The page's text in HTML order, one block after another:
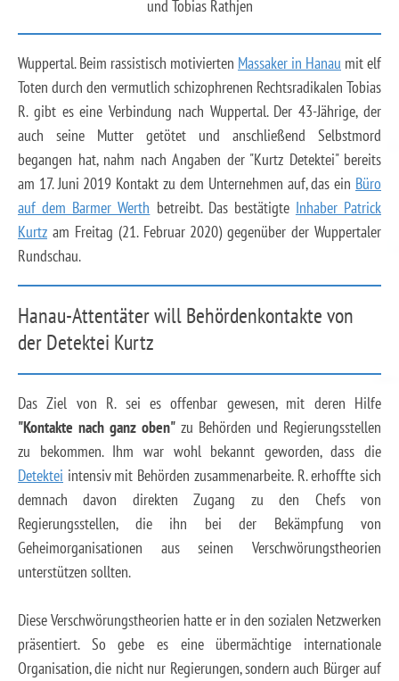
und Tobias Rathjen
Wuppertal. Beim rassistisch motivierten Massaker in Hanau mit elf
Toten durch den vermutlich schizophrenen Rechtsradikalen Tobias
R. gibt es eine Verbindung nach Wuppertal. Der 43-Jährige, der
auch seine Mutter getötet und anschließend Selbstmord
begangen hat, nahm nach Angaben der "Kurtz Detektei" bereits
am 17. Juni 2019 Kontakt zu dem Unternehmen auf, das ein Büro
auf dem Barmer Werth betreibt. Das bestätigte Inhaber Patrick
Kurtz am Freitag (21. Februar 2020) gegenüber der Wuppertaler
Rundschau.
Hanau-Attentäter will Behördenkontakte von
der Detektei Kurtz
Das Ziel von R. sei es offenbar gewesen, mit deren Hilfe
"Kontakte nach ganz oben" zu Behörden und Regierungsstellen
zu bekommen. Ihm war wohl bekannt geworden, dass die
Detektei intensiv mit Behörden zusammenarbeite. R. erhoffte sich
demnach davon direkten Zugang zu den Chefs von
Regierungsstellen, die ihn bei der Bekämpfung von
Geheimorganisationen aus seinen Verschwörungstheorien
unterstützen sollten.
Diese Verschwörungstheorien hatte er in den sozialen Netzwerken
präsentiert. So gebe es eine übermächtige internationale
Organisation, die nicht nur Regierungen, sondern auch Bürger auf